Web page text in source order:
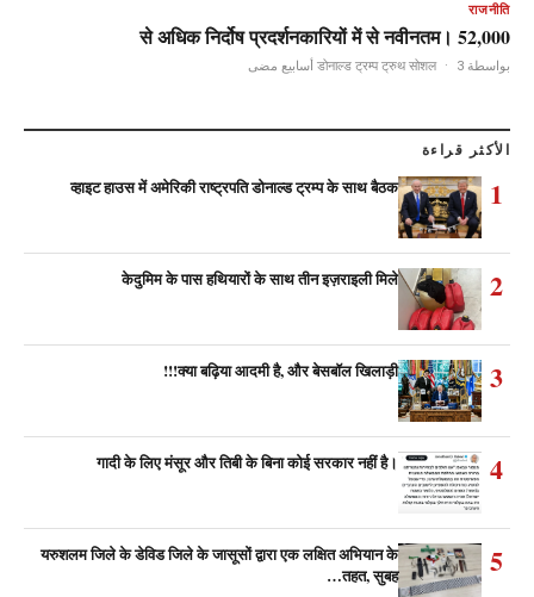
राजनीति
52,000 से अधिक निर्दोष प्रदर्शनकारियों में से नवीनतम।
بواسطة डोनाल्ड ट्रम्प ट्रुथ सोशल · 3 أسابيع مضى
الأكثر قراءة
1
व्हाइट हाउस में अमेरिकी राष्ट्रपति डोनाल्ड ट्रम्प के साथ बैठक
2
केदुमिम के पास हथियारों के साथ तीन इज़राइली मिले
3
क्या बढ़िया आदमी है, और बेसबॉल खिलाड़ी!!!
4
गादी के लिए मंसूर और तिबी के बिना कोई सरकार नहीं है।
5
यरुशलम जिले के डेविड जिले के जासूसों द्वारा एक लक्षित अभियान के
तहत, सुबह…